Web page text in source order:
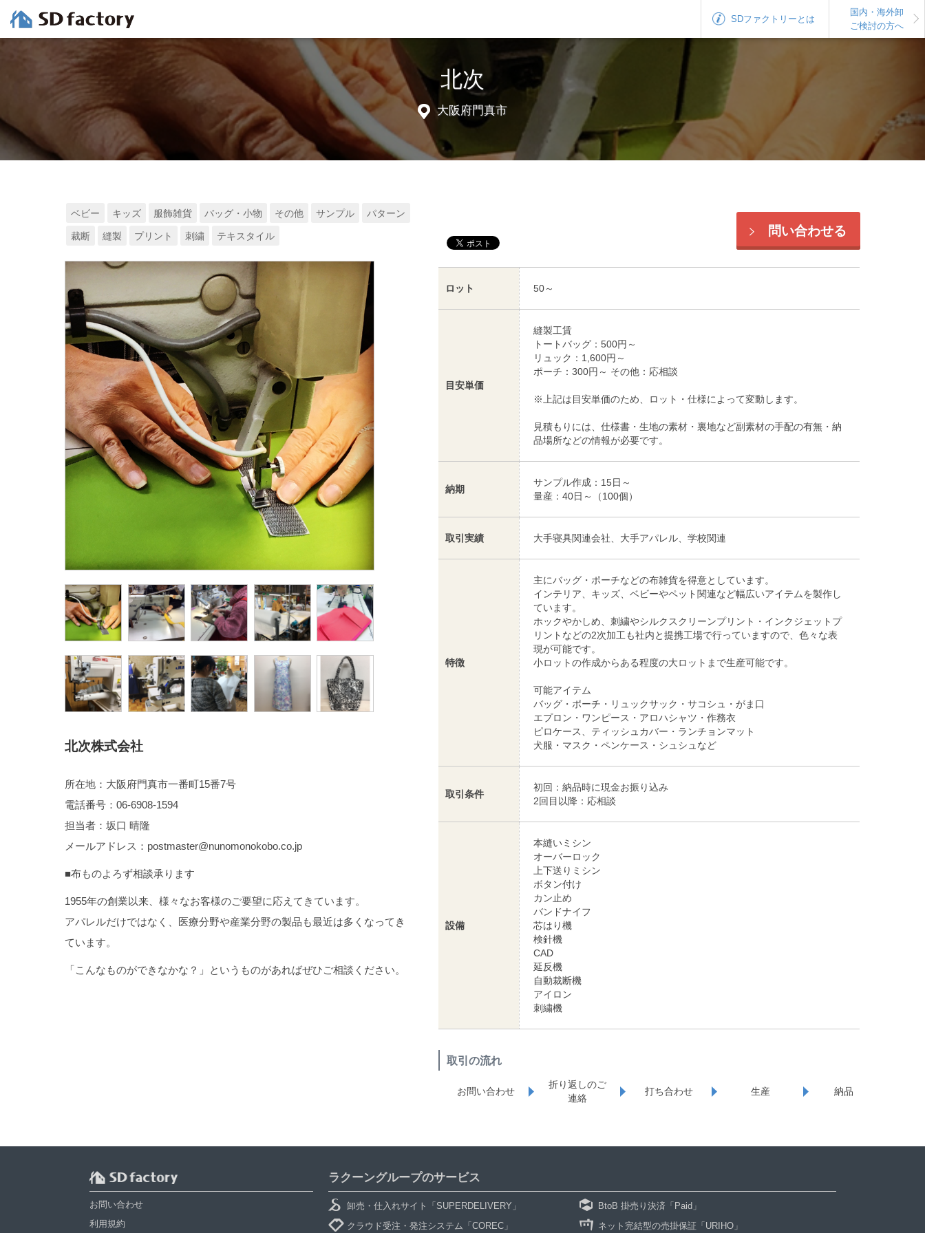
SDファクトリー とは
国内・海外卸
ご検討の方へ
北次
大阪府門真市
ベビー キッズ 服飾雑貨 バッグ・小物 その他 サンプル パターン
裁断 縫製 プリント 刺繍 テキスタイル 問い合わせる
ロット 50～
目安単価
縫製工賃
トートバッグ：500円～
リュック：1,600円～
ポーチ：300円～ その他：応相談
※上記は目安単価のため、ロット・仕様によって変動します。
見積もりには、仕様書・生地の素材・裏地など副素材の手配の有無・納
品場所などの情報が必要です。
納期
サンプル作成：15日～
量産：40日～（100個）
取引実績 大手寝具関連会社、大手アパレル、学校関連
特徴
主にバッグ・ポーチなどの布雑貨を得意としています。
インテリア、キッズ、ベビーやペット関連など幅広いアイテムを製作し
ています。
ホックやかしめ、刺繍やシルクスクリーンプリント・インクジェットプ
リントなどの2次加工も社内と提携工場で行っていますので、色々な表
現が可能です。
小ロットの作成からある程度の大ロットまで生産可能です。
可能アイテム
バッグ・ポーチ・リュックサック・サコシュ・がま口
エプロン・ワンピース・アロハシャツ・作務衣
ピロケース、ティッシュカバー・ランチョンマット
犬服・マスク・ペンケース・シュシュなど
取引条件
初回：納品時に現金お振り込み
2回目以降：応相談
設備
本縫いミシン
オーバーロック
上下送りミシン
ボタン付け
カン止め
バンドナイフ
芯はり機
検針機
CAD
延反機
自動裁断機
アイロン
刺繍機
取引の流れ
お問い合わせ
折り返しのご
連絡
打ち合わせ 生産 納品
北次株式会社
所在地：大阪府門真市一番町15番7号
電話番号：06-6908-1594
担当者：坂口 晴隆
メールアドレス：postmaster@nunomonokobo.co.jp
■布ものよろず相談承ります
1955年の創業以来、様々なお客様のご要望に応えてきています。
アパレルだけではなく、医療分野や産業分野の製品も最近は多くなってき
ています。
「こんなものができなかな？」というものがあればぜひご相談ください。
お問い合わせ
利用規約
ラクーングループのサービス
卸売・仕入れサイト「SUPERDELIVERY」
BtoB 掛売り決済「Paid」
クラウド受注・発注システム「COREC」
ネット完結型の売掛保証「URIHO」